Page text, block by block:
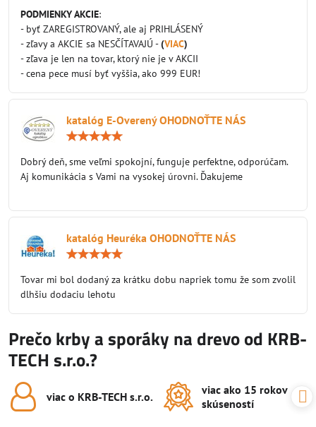
PODMIENKY AKCIE:
- byť ZAREGISTROVANÝ, ale aj PRIHLÁSENÝ
- zľavy a AKCIE sa NESČÍTAVAJÚ -(VIAC)
- zľava je len na tovar, ktorý nie je v AKCII
- cena pece musí byť vyššia, ako 999 EUR!
katalóg E-Overený OHODNOŤTE NÁS
5
Dobrý deň, sme veľmi spokojní, funguje perfektne, odporúčam.
Aj komunikácia s Vami na vysokej úrovni. Ďakujeme
katalóg Heuréka OHODNOŤTE NÁS
5
Tovar mi bol dodaný za krátku dobu napriek tomu že som zvolil
dlhšiu dodaciu lehotu
Prečo krby a sporáky na drevo od KRB-
TECH s.r.o.?
viac o KRB-TECH s​.r​.o​.
viac ako 15 rokov
skúseností